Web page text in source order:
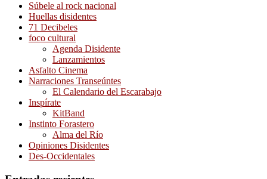
Súbele al rock nacional
Huellas disidentes
71 Decibeles
foco cultural
Agenda Disidente
Lanzamientos
Asfalto Cinema
Narraciones Transeúntes
El Calendario del Escarabajo
Inspírate
KitBand
Instinto Forastero
Alma del Río
Opiniones Disidentes
Des-Occidentales